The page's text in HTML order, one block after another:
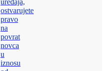
uređaja,
ostvarujete
pravo
na
povrat
novca
u
iznosu